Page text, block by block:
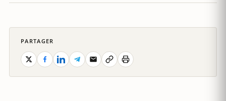
PARTAGER